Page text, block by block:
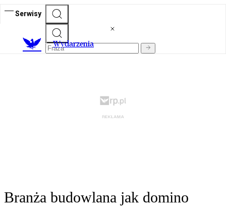
Serwisy
Wydarzenia
Branża budowlana jak domino